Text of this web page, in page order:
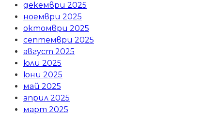
декември 2025
ноември 2025
октомври 2025
септември 2025
август 2025
юли 2025
юни 2025
май 2025
април 2025
март 2025